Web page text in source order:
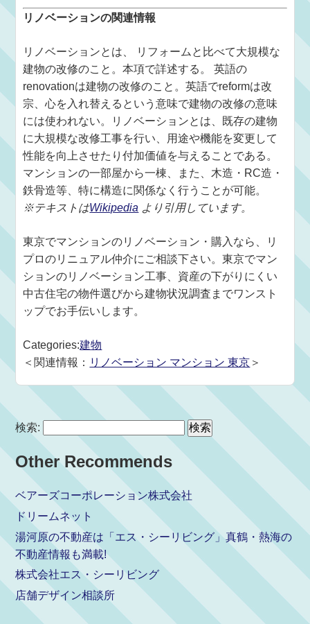
リノベーションの関連情報
リノベーションとは、 リフォームと比べて大規模な
建物の改修のこと。本項で詳述する。 英語の
renovationは建物の改修のこと。英語でreformは改
宗、心を入れ替えるという意味で建物の改修の意味
には使われない。リノベーションとは、既存の建物
に大規模な改修工事を行い、用途や機能を変更して
性能を向上させたり付加価値を与えることである。
マンションの一部屋から一棟、また、木造・RC造・
鉄骨造等、特に構造に関係なく行うことが可能。
※テキストはWikipedia より引用しています。
東京でマンションのリノベーション・購入なら、リ
プロのリニュアル仲介にご相談下さい。東京でマン
ションのリノベーション工事、資産の下がりにくい
中古住宅の物件選びから建物状況調査までワンスト
ップでお手伝いします。
Categories:建物
＜関連情報： リノベーション マンション 東京 ＞
検索:
Other Recommends
ベアーズコーポレーション株式会社
ドリームネット
湯河原の不動産は「エス・シーリビング」真鶴・熱海の
不動産情報も満載!
株式会社エス・シーリビング
店舗デザイン相談所